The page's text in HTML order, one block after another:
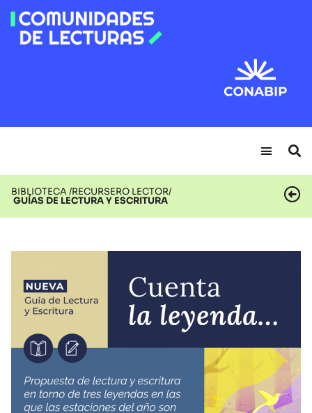
BIBLIOTECA /RECURSERO LECTOR/
GUÍAS DE LECTURA Y ESCRITURA